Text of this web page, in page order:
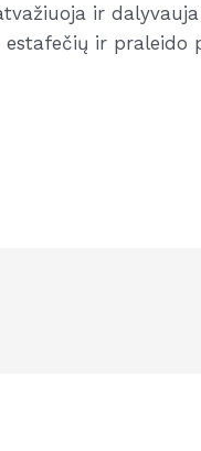
ir
ir praleido